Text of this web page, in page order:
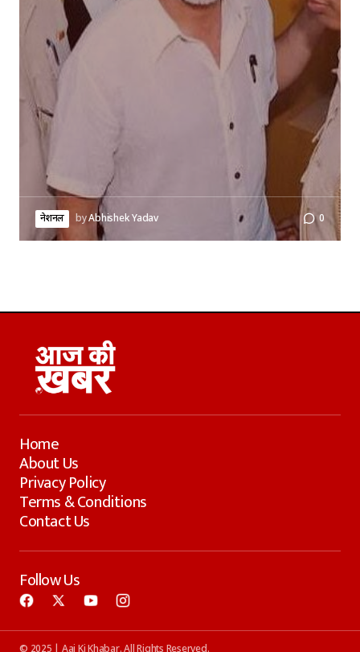
नेशनल byAbhishek Yadav 0
Home
About Us
Privacy Policy
Terms & Conditions
Contact Us
Follow Us